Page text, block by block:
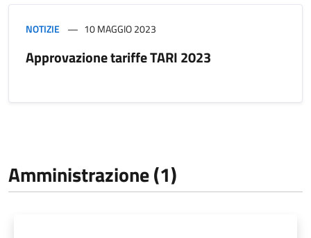
NOTIZIE 10 MAGGIO 2023
Approvazione tariffe TARI 2023
Amministrazione (1)